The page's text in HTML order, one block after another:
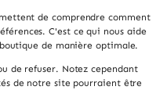
de comprendre comment
C'est ce qui nous aide
de manière optimale.
de refuser. Notez cependant
de notre site pourraient être
et les